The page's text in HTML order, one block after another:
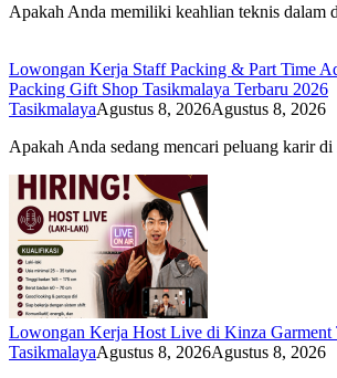
Apakah Anda memiliki keahlian teknis dalam
Lowongan Kerja Staff Packing & Part Time
Packing Gift Shop Tasikmalaya Terbaru 2026
TasikmalayaAgustus 8, 2026Agustus 8, 2026
Apakah Anda sedang mencari peluang karir
Lowongan Kerja Host Live di Kinza Garment
TasikmalayaAgustus 8, 2026Agustus 8, 2026